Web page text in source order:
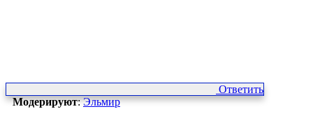
Ответить
Модерируют:Эльмир